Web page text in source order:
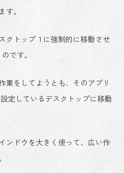
。
クトップ１に強制的に移動させ
です。
業をしてようとも、そのアプリ
定しているデスクトップに移動
ンドウを大きく使って、広い作